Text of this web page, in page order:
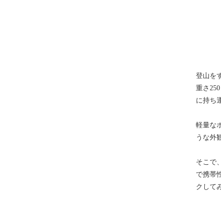
登山を
重さ
に持ち
軽量な
うな外
そこで
で携帯
クして